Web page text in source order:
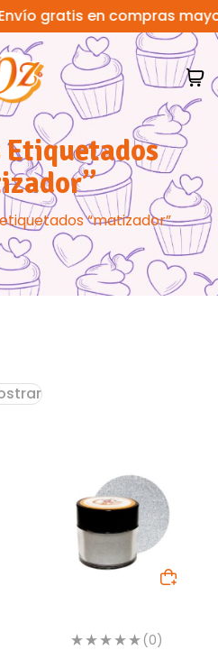
gratis en compras mayores a
“matizador”
(0)